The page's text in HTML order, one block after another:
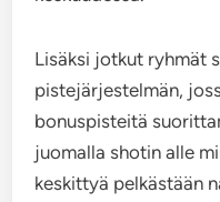
Lisäksi jotkut ryhmät
pistejärjestelmän,
bonuspisteitä
juomalla shotin alle
keskittyä pelkästään